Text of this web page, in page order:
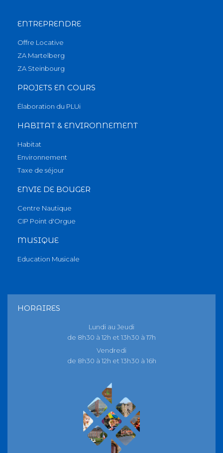
ENTREPRENDRE
Offre Locative
ZA Martelberg
ZA Steinbourg
PROJETS EN COURS
Élaboration du PLUi
HABITAT & ENVIRONNEMENT
Habitat
Environnement
Taxe de séjour
ENVIE DE BOUGER
Centre Nautique
CIP Point d'Orgue
MUSIQUE
Education Musicale
HORAIRES
Lundi au Jeudi
de 8h30 à 12h et 13h30 à 17h
Vendredi
de 8h30 à 12h et 13h30 à 16h